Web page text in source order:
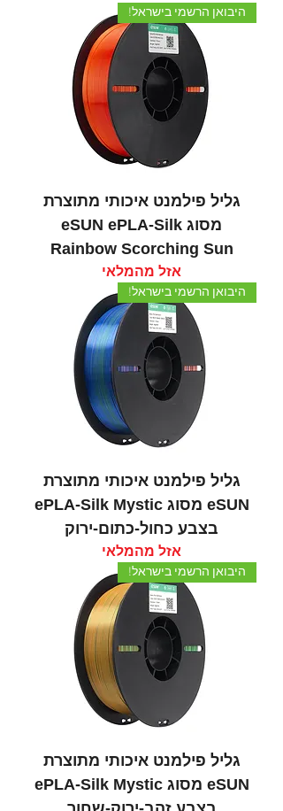
היבואן הרשמי בישראל!
גליל פילמנט איכותי מתוצרת
מסוג eSUN ePLA-Silk
Rainbow Scorching Sun
אזל מהמלאי
היבואן הרשמי בישראל!
גליל פילמנט איכותי מתוצרת
eSUN מסוג ePLA-Silk Mystic
בצבע כחול-כתום-ירוק
אזל מהמלאי
היבואן הרשמי בישראל!
גליל פילמנט איכותי מתוצרת
eSUN מסוג ePLA-Silk Mystic